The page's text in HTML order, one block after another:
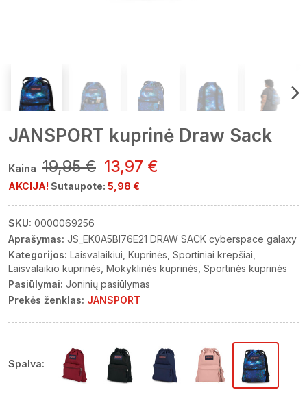
JANSPORT kuprinė Draw Sack
Kaina 19,95 € 13,97 €
AKCIJA! Sutaupote: 5,98 €
SKU: 0000069256
Aprašymas: JS_EK0A5BI76E21 DRAW SACK cyberspace galaxy
Kategorijos: Laisvalaikiui Kuprinės Sportiniai krepšiai
Laisvalaikio kuprinės Mokyklinės kuprinės Sportinės kuprinės
Pasiūlymai: Joninių pasiūlymas
Prekės ženklas: JANSPORT
Spalva: